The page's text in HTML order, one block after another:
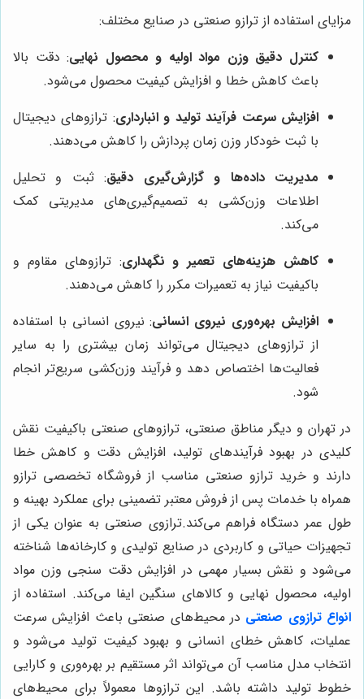
مزایای استفاده از ترازو صنعتی در صنایع مختلف:
کنترل دقیق وزن مواد اولیه و محصول نهایی: دقت بالا
باعث کاهش خطا و افزایش کیفیت محصول می‌شود.
افزایش سرعت فرآیند تولید و انبارداری: ترازوهای دیجیتال
با ثبت خودکار وزن زمان پردازش را کاهش می‌دهند.
مدیریت داده‌ها و گزارش‌گیری دقیق: ثبت و تحلیل
اطلاعات وزن‌کشی به تصمیم‌گیری‌های مدیریتی کمک
می‌کند.
کاهش هزینه‌های تعمیر و نگهداری: ترازوهای مقاوم و
باکیفیت نیاز به تعمیرات مکرر را کاهش می‌دهند.
افزایش بهره‌وری نیروی انسانی: نیروی انسانی با استفاده
از ترازوهای دیجیتال می‌تواند زمان بیشتری را به سایر
فعالیت‌ها اختصاص دهد و فرآیند وزن‌کشی سریع‌تر انجام
شود.
در تهران و دیگر مناطق صنعتی، ترازوهای صنعتی باکیفیت نقش
کلیدی در بهبود فرآیندهای تولید، افزایش دقت و کاهش خطا
دارند و خرید ترازو صنعتی مناسب از فروشگاه تخصصی ترازو
همراه با خدمات پس از فروش معتبر تضمینی برای عملکرد بهینه و
طول عمر دستگاه فراهم می‌کند.ترازوی صنعتی به عنوان یکی از
تجهیزات حیاتی و کاربردی در صنایع تولیدی و کارخانه‌ها شناخته
می‌شود و نقش بسیار مهمی در افزایش دقت سنجی وزن مواد
اولیه، محصول نهایی و کالاهای سنگین ایفا می‌کند. استفاده از
انواع ترازوی صنعتی در محیط‌های صنعتی باعث افزایش سرعت
عملیات، کاهش خطای انسانی و بهبود کیفیت تولید می‌شود و
انتخاب مدل مناسب آن می‌تواند اثر مستقیم بر بهره‌وری و کارایی
خطوط تولید داشته باشد. این ترازوها معمولاً برای محیط‌های